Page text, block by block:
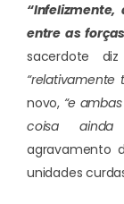
entre as
sacerdote
“relativamente
novo, “e
coisa ainda
agravamento
unidades